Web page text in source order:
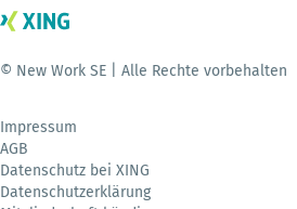
© New Work SE | Alle Rechte vorbehalten
Impressum
AGB
Datenschutz bei XING
Datenschutzerklärung